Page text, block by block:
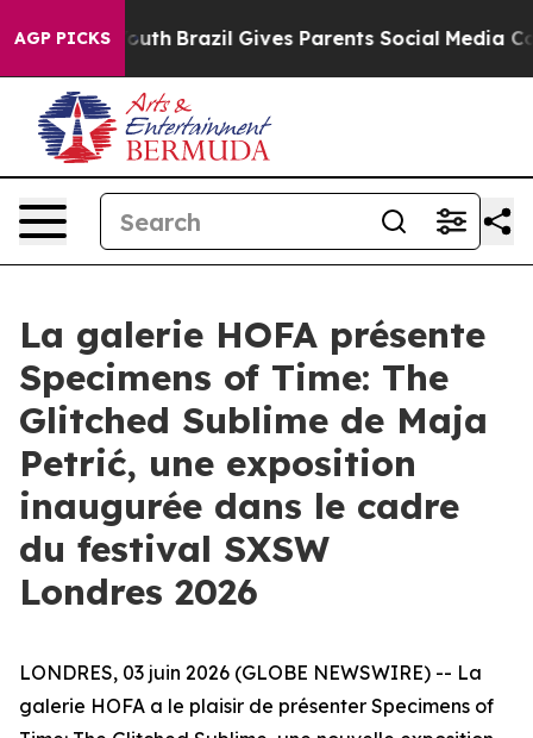
AGP PICKS
to Youth Brazil Gives Parents Social Media
La galerie HOFA présente
Specimens of Time: The
Glitched Sublime de Maja
Petrić, une exposition
inaugurée dans le cadre
du festival SXSW
Londres 2026
LONDRES, 03 juin 2026 (GLOBE NEWSWIRE) -- La
galerie HOFA a le plaisir de présenter Specimens of